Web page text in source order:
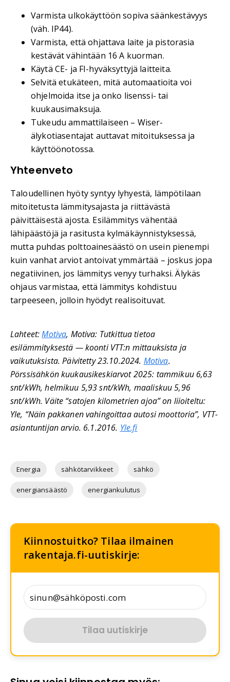
Varmista ulkokäyttöön sopiva säänkestävyys
(väh. IP44).
Varmista, että ohjattava laite ja pistorasia
kestävät vähintään 16 A kuorman.
Käytä CE- ja FI-hyväksyttyjä laitteita.
Selvitä etukäteen, mitä automaatioita voi
ohjelmoida itse ja onko lisenssi- tai
kuukausimaksuja.
Tukeudu ammattilaiseen – Wiser-
älykotiasentajat auttavat mitoituksessa ja
käyttöönotossa.
Yhteenveto
Taloudellinen hyöty syntyy lyhyestä, lämpötilaan
mitoitetusta lämmitysajasta ja riittävästä
päivittäisestä ajosta. Esilämmitys vähentää
lähipäästöjä ja rasitusta kylmäkäynnistyksessä,
mutta puhdas polttoainesäästö on usein pienempi
kuin vanhat arviot antoivat ymmärtää – joskus jopa
negatiivinen, jos lämmitys venyy turhaksi. Älykäs
ohjaus varmistaa, että lämmitys kohdistuu
tarpeeseen, jolloin hyödyt realisoituvat.
Lahteet:Motiva, Motiva: Tutkittua tietoa
esilämmityksestä — koonti VTT:n mittauksista ja
vaikutuksista. Päivitetty 23.10.2024. Motiva.
Pörssisähkön kuukausikeskiarvot 2025: tammikuu 6,63
snt/kWh, helmikuu 5,93 snt/kWh, maaliskuu 5,96
snt/kWh. Väite “satojen kilometrien ajoa” on liioiteltu:
Yle, “Näin pakkanen vahingoittaa autosi moottoria”, VTT-
asiantuntijan arvio. 6.1.2016. Yle.fi
Energia sähkötarvikkeet sähkö
energiansäästö energiankulutus
Kiinnostuitko? Tilaa ilmainen
rakentaja.fi-uutiskirje:
Tilaa uutiskirje